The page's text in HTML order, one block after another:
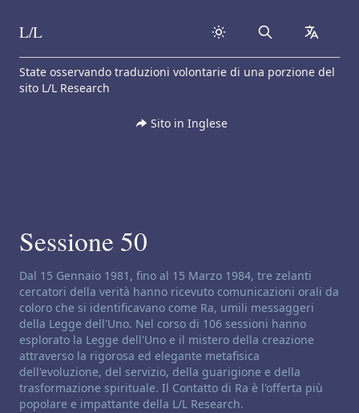
Skip to content
L/L Search
State osservando traduzioni volontarie di una porzione del
sito L/L Research
Sito in Inglese
Sessione 50
Disclaimer di canalizzazione:
Dal 15 Gennaio 1981, fino al 15 Marzo 1984, tre zelanti
cercatori della verità hanno ricevuto comunicazioni orali da
coloro che si identificavano come Ra, umili messaggeri
della Legge dell'Uno. Nel corso di 106 sessioni hanno
esplorato la Legge dell'Uno e il mistero della creazione
attraverso la rigorosa ed elegante metafisica
dell'evoluzione, del servizio, della guarigione e della
trasformazione spirituale. Il Contatto di Ra è l'offerta più
popolare e impattante della L/L Research.